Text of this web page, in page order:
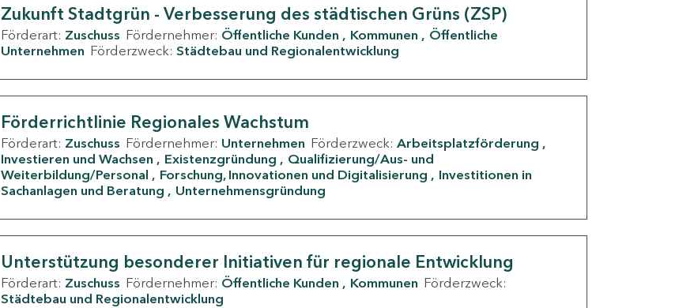
Zukunft Stadtgrün - Verbesserung des städtischen Grüns (ZSP)
Förderart: Zuschuss Fördernehmer: Öffentliche Kunden Kommunen
Öffentliche
Unternehmen Förderzweck: Städtebau und Regionalentwicklung
Förderrichtlinie Regionales Wachstum
Förderart: Zuschuss Fördernehmer: Unternehmen Förderzweck: Arbeitsplatzförderung
Investieren und Wachsen
Existenzgründung
Qualifizierung/Aus- und
Weiterbildung/Personal
Forschung, Innovationen und Digitalisierung
Investitionen in
Sachanlagen und Beratung
Unternehmensgründung
Unterstützung besonderer Initiativen für regionale Entwicklung
Förderart: Zuschuss Fördernehmer: Öffentliche Kunden Kommunen Förderzweck:
Städtebau und Regionalentwicklung